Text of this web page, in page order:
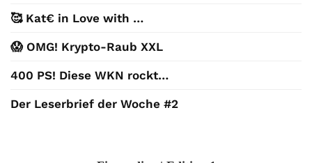
🥰 Kat€ in Love with …
😱 OMG! Krypto-Raub XXL
400 PS! Diese WKN rockt…
Der Leserbrief der Woche #2